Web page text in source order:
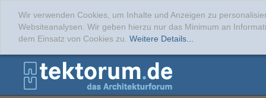
Wir verwenden Cookies, um Inhalte und Anzeigen zu
Websiteanalysen. Wir geben hierzu nur das Minimum an
dem Einsatz von Cookies zu. Weitere Details...